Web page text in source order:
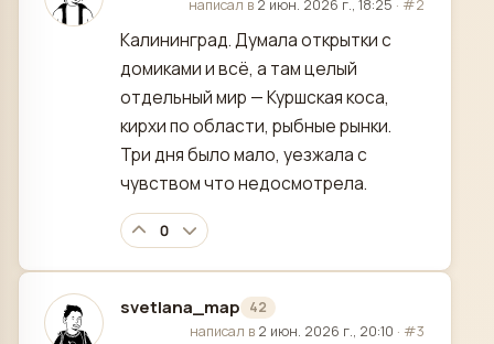
написал в 2 июн. 2026 г., 18:25 · #2
Калининград. Думала открытки с
домиками и всё, а там целый
отдельный мир — Куршская коса,
кирхи по области, рыбные рынки.
Три дня было мало, уезжала с
чувством что недосмотрела.
0
svetlana_map 42
отредактировано
написал в 2 июн. 2026 г., 20:10 · #3